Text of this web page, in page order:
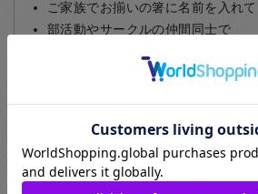
ご家族でお揃いの箸に名前を入れて
部活動やサークルの仲間同士で
名入れ